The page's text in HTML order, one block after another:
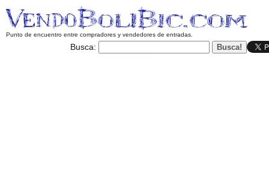
Punto de encuentro entre compradores y vendedores de entradas.
Busca: